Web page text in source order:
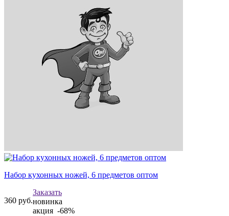
Набор кухонных ножей, 6 предметов оптом
360 руб.
Заказать
новинка
акция -68%